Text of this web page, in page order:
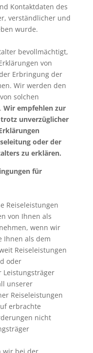
Kontaktdaten des
verständlicher und
wurde.
bevollmächtigt,
von
Erbringung der
Wir werden den
solchen
Wir empfehlen zur
unverzüglicher
oder der
zu erklären.
für
Reiseleistungen
von Ihnen als
wenn wir
Ihnen als dem
Reiseleistungen
oder
unserer
Reiseleistungen
erbrachte
nicht